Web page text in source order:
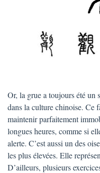
Or, la grue a toujours été un
dans la culture chinoise. Ce
maintenir parfaitement
longues heures, comme si
alerte. C’est aussi un des
les plus élevées. Elle
D’ailleurs, plusieurs